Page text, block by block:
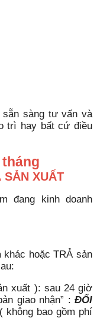
sàng tư vấn và
trì hay bất cứ điều
tháng
SẢN XUẤT
đang kinh doanh
khác hoặc TRẢ sản
xuất ): sau 24 giờ
giao nhận” : ĐỔI
không bao gồm phí